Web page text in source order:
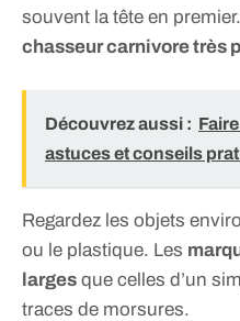
souvent la tête en
chasseur carnivore très
Découvrez aussi :
astuces et conseils
Regardez les objets
ou le plastique. Les
larges que celles d’un
traces de morsures.